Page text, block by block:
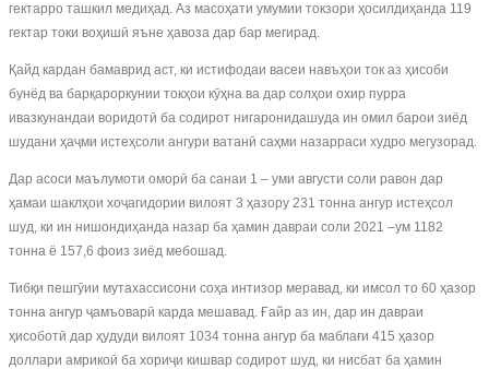
гектарро ташкил медиҳад. Аз масоҳати умумии токзори ҳосилдиҳанда 119
гектар токи воҳишӣ яъне ҳавоза дар бар мегирад.
Қайд кардан бамаврид аст, ки истифодаи васеи навъҳои ток аз ҳисоби
бунёд ва барқароркунии токҳои кӯҳна ва дар солҳои охир пурра
ивазкунандаи воридотӣ ба содирот нигаронидашуда ин омил барои зиёд
шудани ҳаҷми истеҳсоли ангури ватанӣ саҳми назарраси худро мегузорад.
Дар асоси маълумоти оморӣ ба санаи 1 – уми августи соли равон дар
ҳамаи шаклҳои хоҷагидории вилоят 3 ҳазору 231 тонна ангур истеҳсол
шуд, ки ин нишондиҳанда назар ба ҳамин давраи соли 2021 –ум 1182
тонна ё 157,6 фоиз зиёд мебошад.
Тибқи пешгӯии мутахассисони соҳа интизор меравад, ки имсол то 60 ҳазор
тонна ангур ҷамъоварӣ карда мешавад. Ғайр аз ин, дар ин давраи
ҳисоботӣ дар ҳудуди вилоят 1034 тонна ангур ба маблағи 415 ҳазор
доллари амрикоӣ ба хориҷи кишвар содирот шуд, ки нисбат ба ҳамин